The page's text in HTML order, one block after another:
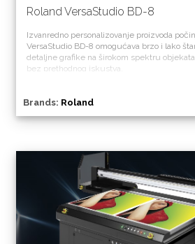
Roland VersaStudio BD-8
Izvanredno personalizovanje proizvoda
VersaStudio BD-8 omogućava brzo i lako
detaljne grafike na širokom spektru
bez prethodnog iskustva.
Brands: Roland